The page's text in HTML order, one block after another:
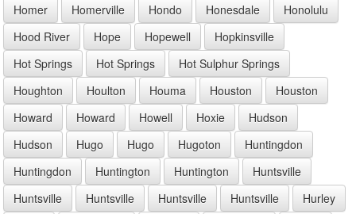
Homer
Homerville Hondo Honesdale
Honolulu
Hood River
Hope Hopewell
Hopkinsville
Hot Springs
Hot Springs
Hot Sulphur Springs
Houghton
Houlton Houma Houston
Houston
Howard
Howard Howell Hoxie
Hudson
Hudson
Hugo Hugo Hugoton
Huntingdon
Huntingdon
Huntington Huntington
Huntsville
Huntsville
Huntsville Huntsville Huntsville
Hurley